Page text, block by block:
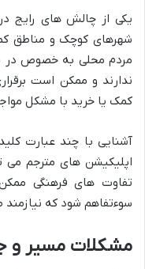
یکی از چالش های رایج
شهرهای کوچک و مناطق
مردم محلی به خصوص در
ندارند و ممکن است
کمک یا خرید با مشکل
آشنایی با چند عبارت
اپلیکیشن های مترجم می
تفاوت های فرهنگی
سوءتفاهم شود که
مشکلات مسیر و